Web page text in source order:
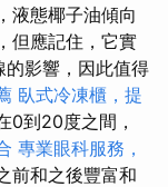
液態椰子油傾向
但應記住，它實
影響，因此值得
臥式冷凍櫃，提
0到20度之間，
專業眼科服務，
前和之後豐富和